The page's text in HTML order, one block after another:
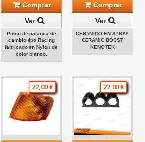
Comprar
Ver
Pomo de palanca de
cambio tipo Racing
fabricado en Nylon de
color blanco.
Comprar
Ver
CERAMICO EN SPRAY
CERAMIC BOOST
KENOTEK
22,00 € 22,00 €